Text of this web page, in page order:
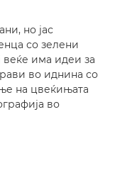
но јас
со зелени
веќе има идеи за
во иднина со
на цвеќињата
во